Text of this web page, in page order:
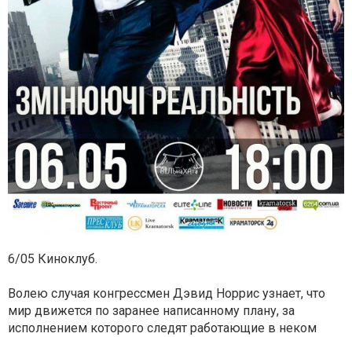
6/05 Киноклуб.
Волею случая конгрессмен Дэвид Норрис узнает, что
мир движется по заранее написанному плану, за
исполнением которого следят работающие в неком